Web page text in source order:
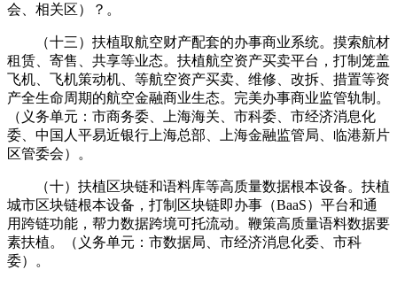
会、相关区）？。
（十三）扶植取航空财产配套的办事商业系统。摸索航材
租赁、寄售、共享等业态。扶植航空资产买卖平台，打制笼盖
飞机、飞机策动机、等航空资产买卖、维修、改拆、措置等资
产全生命周期的航空金融商业生态。完美办事商业监管轨制。
（义务单元：市商务委、上海海关、市科委、市经济消息化
委、中国人平易近银行上海总部、上海金融监管局、临港新片
区管委会）。
（十）扶植区块链和语料库等高质量数据根本设备。扶植
城市区块链根本设备，打制区块链即办事（BaaS）平台和通
用跨链功能，帮力数据跨境可托流动。鞭策高质量语料数据要
素扶植。（义务单元：市数据局、市经济消息化委、市科
委）。